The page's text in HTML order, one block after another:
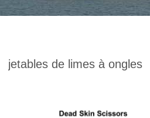
jetables de limes à ongles